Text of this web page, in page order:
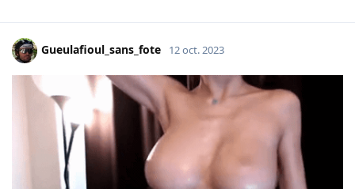
Gueulafioul_sans_fote 12 oct. 2023